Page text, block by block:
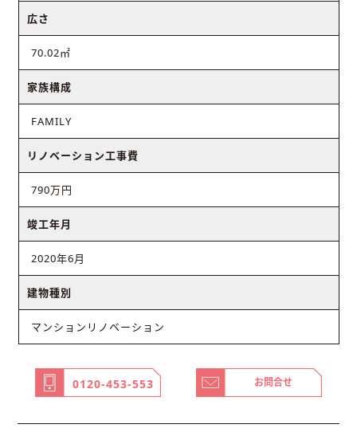
広さ
70.02㎡
家族構成
FAMILY
リノベーション工事費
790万円
竣工年月
2020年6月
建物種別
マンションリノベーション
0120-453-553 お問合せ